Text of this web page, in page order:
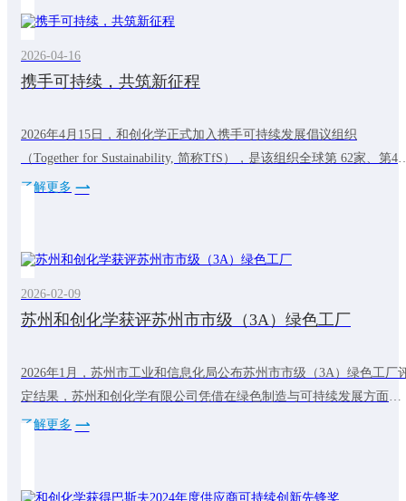
2026-04-16
携手可持续，共筑新征程
2026年4月15日，和创化学正式加入携手可持续发展倡议组织
（Together for Sustainability, 简称TfS），是该组织全球第 62家、第4
中国化工成员，标志着公司在践行全球可持续发展理念的道路上迈出
有韧性的化学供应链的发展。和创化学加入TfS之路
了解更多
2026-02-09
苏州和创化学获评苏州市市级（3A）绿色工厂
2026年1月，苏州市工业和信息化局公布苏州市市级（3A）绿色工厂
定结果，苏州和创化学有限公司凭借在绿色制造与可持续发展方面的
系统实践，成功入选。自建厂以来，和创化学始终将可持续发展理念
碳排放。公司同时建立完善的产品碳足迹管控体系，明确并落实碳排
了解更多